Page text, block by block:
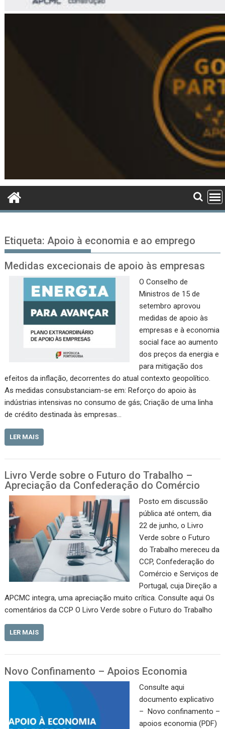
Etiqueta: Apoio à economia e ao emprego
Medidas excecionais de apoio às empresas
O Conselho de
Ministros de 15 de
setembro aprovou
medidas de apoio às
empresas e à economia
social face ao aumento
dos preços da energia e
para mitigação dos
efeitos da inflação, decorrentes do atual contexto geopolítico.
As medidas consubstanciam-se em: Reforço do apoio às
indústrias intensivas no consumo de gás; Criação de uma linha
de crédito destinada às empresas…
LER MAIS
Livro Verde sobre o Futuro do Trabalho –
Apreciação da Confederação do Comércio
Posto em discussão
pública até ontem, dia
22 de junho, o Livro
Verde sobre o Futuro
do Trabalho mereceu da
CCP, Confederação do
Comércio e Serviços de
Portugal, cuja Direção a
APCMC integra, uma apreciação muito crítica. Consulte aqui Os
comentários da CCP O Livro Verde sobre o Futuro do Trabalho
LER MAIS
Novo Confinamento – Apoios Economia
Consulte aqui
documento explicativo
– Novo confinamento –
apoios economia (PDF)